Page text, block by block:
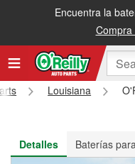
Encuentra la
Recibe tu orden gratis
Louisiana
Detalles
Baterías